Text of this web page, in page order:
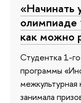
«Начинать
олимпиаде
как можно
Студентка 1-
программы
занимала